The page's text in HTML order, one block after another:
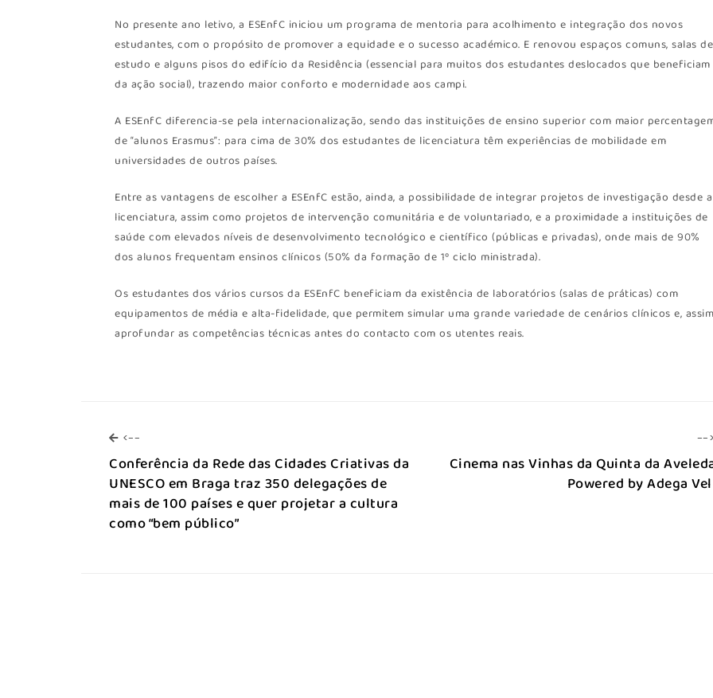
No presente ano letivo, a ESEnfC iniciou um programa de mentoria para acolhimento e integração dos novos
estudantes, com o propósito de promover a equidade e o sucesso académico. E renovou espaços comuns, salas de
estudo e alguns pisos do edifício da Residência (essencial para muitos dos estudantes deslocados que beneficiam
da ação social), trazendo maior conforto e modernidade aos campi.
A ESEnfC diferencia-se pela internacionalização, sendo das instituições de ensino superior com maior
de “alunos Erasmus”: para cima de 30% dos estudantes de licenciatura têm experiências de mobilidade em
universidades de outros países.
Entre as vantagens de escolher a ESEnfC estão, ainda, a possibilidade de integrar projetos de investigação desde a
licenciatura, assim como projetos de intervenção comunitária e de voluntariado, e a proximidade a instituições de
saúde com elevados níveis de desenvolvimento tecnológico e científico (públicas e privadas), onde mais de 90%
dos alunos frequentam ensinos clínicos (50% da formação de 1º ciclo ministrada).
Os estudantes dos vários cursos da ESEnfC beneficiam da existência de laboratórios (salas de práticas) com
equipamentos de média e alta-fidelidade, que permitem simular uma grande variedade de cenários clínicos e,
aprofundar as competências técnicas antes do contacto com os utentes reais.
<--
Conferência da Rede das Cidades Criativas da
UNESCO em Braga traz 350 delegações de
mais de 100 países e quer projetar a cultura
como “bem público”
--
Cinema nas Vinhas da Quinta da
Powered by Adega